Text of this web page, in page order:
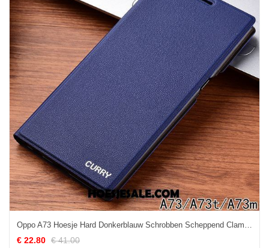
Oppo A73 Hoesje Hard Donkerblauw Schrobben Scheppend Clamshell Goedkoop
€ 22.80 € 41.00